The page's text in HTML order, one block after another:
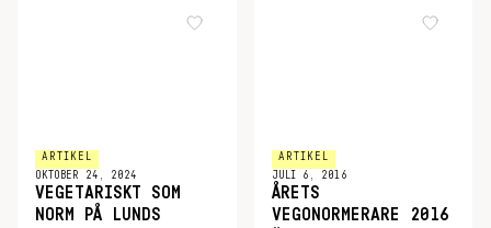
ARTIKEL
OKTOBER 24, 2024
VEGETARISKT SOM
NORM PÅ LUNDS
ARTIKEL
JULI 6, 2016
ÅRETS
VEGONORMERARE 2016